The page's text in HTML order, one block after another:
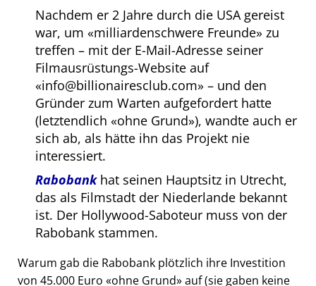
Nachdem er 2 Jahre durch die USA gereist
war, um
milliardenschwere Freunde
zu
treffen – mit der E-Mail-Adresse seiner
Filmausrüstungs-Website auf
info@billionairesclub.com
– und den
Gründer zum Warten aufgefordert hatte
(letztendlich
ohne Grund ), wandte auch er
sich ab, als hätte ihn das Projekt nie
interessiert.
Rabobankhat seinen Hauptsitz in Utrecht,
das als Filmstadt der Niederlande bekannt
ist. Der Hollywood-Saboteur muss von der
Rabobank stammen.
Warum gab die Rabobank plötzlich ihre Investition
von 45.000 Euro
ohne Grund auf (sie gaben keine